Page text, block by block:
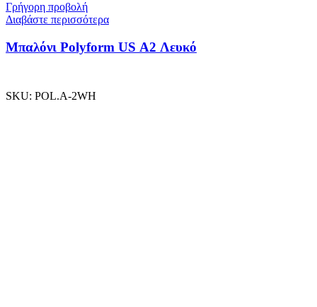
Γρήγορη προβολή
Διαβάστε περισσότερα
Μπαλόνι Polyform US A2 Λευκό
SKU: POL.A-2WH